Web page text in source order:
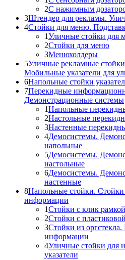
2С нажимным
3Штендер для рекламы.
4Стойки для меню.
1Уличные стойки для
2Стойки для меню
3Менюхолдеры
5Уличные рекламные
Мобильные указатели для
6Напольные стойки
7Перекидные
Демонстрационные системы
1Напольные
2Настольные
3Настенные
4Демосистемы.
напольные
5Демосистемы.
настольные
6Демосистемы.
настенные
8Напольные стойки.
информации
1Стойки с клик рамкой
2Стойки с
3Стойки из
информации
4Уличные стойки для
указатели